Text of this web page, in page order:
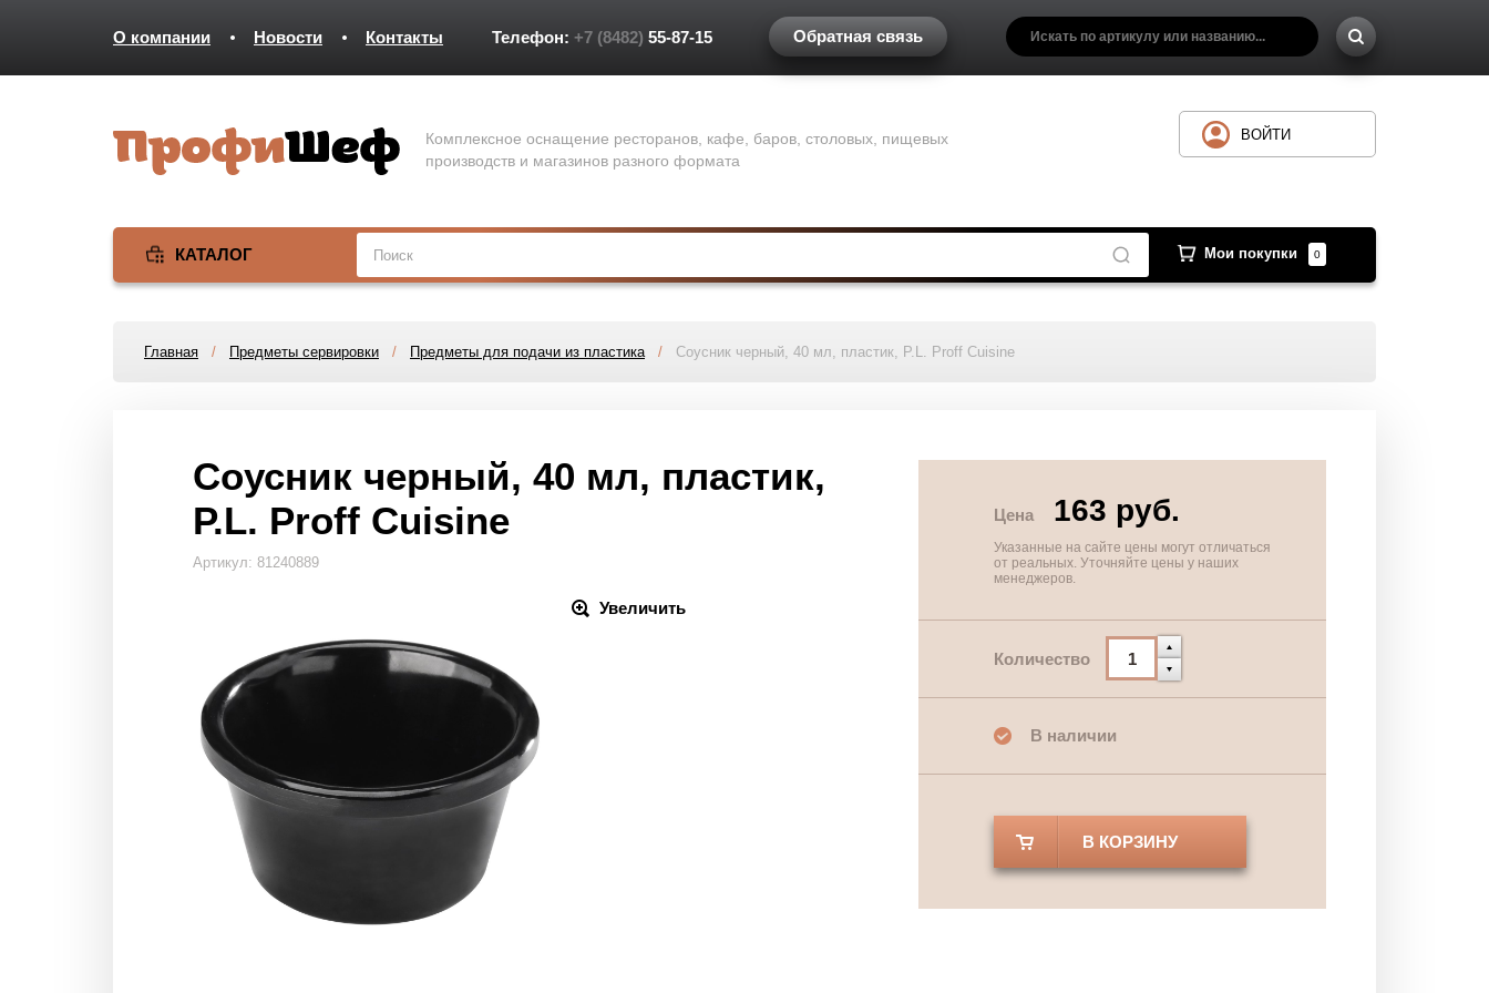
О компании Новости Контакты Телефон: +7 (8482) 55-87-15 Обратная связь
Комплексное оснащение ресторанов, кафе, баров, столовых, пищевых
производств и магазинов разного формата
КАТАЛОГ Мои покупки 0
ВОЙТИ
Главная / Предметы сервировки / Предметы для подачи из пластика/ Соусник черный, 40 мл, пластик, P.L. Proff Cuisine
Соусник черный, 40 мл, пластик,
P.L. Proff Cuisine
Артикул: 81240889
Увеличить
Цена 163 руб.
Указанные на сайте цены могут отличаться
от реальных. Уточняйте цены у наших
менеджеров.
Количество
В наличии
В КОРЗИНУ